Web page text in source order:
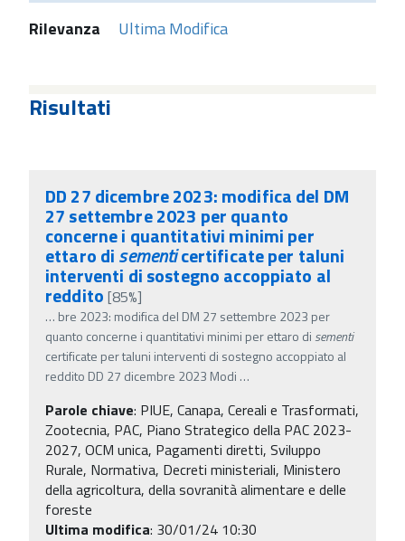
Rilevanza Ultima Modifica
Risultati
DD 27 dicembre 2023: modifica del DM
27 settembre 2023 per quanto
concerne i quantitativi minimi per
ettaro disementicertificate per taluni
interventi di sostegno accoppiato al
reddito [85%]
… bre 2023: modifica del DM 27 settembre 2023 per
quanto concerne i quantitativi minimi per ettaro di sementi
certificate per taluni interventi di sostegno accoppiato al
reddito DD 27 dicembre 2023 Modi …
Parole chiave: PIUE, Canapa, Cereali e Trasformati,
Zootecnia, PAC, Piano Strategico della PAC 2023-
2027, OCM unica, Pagamenti diretti, Sviluppo
Rurale, Normativa, Decreti ministeriali, Ministero
della agricoltura, della sovranità alimentare e delle
foreste
Ultima modifica: 30/01/24 10:30